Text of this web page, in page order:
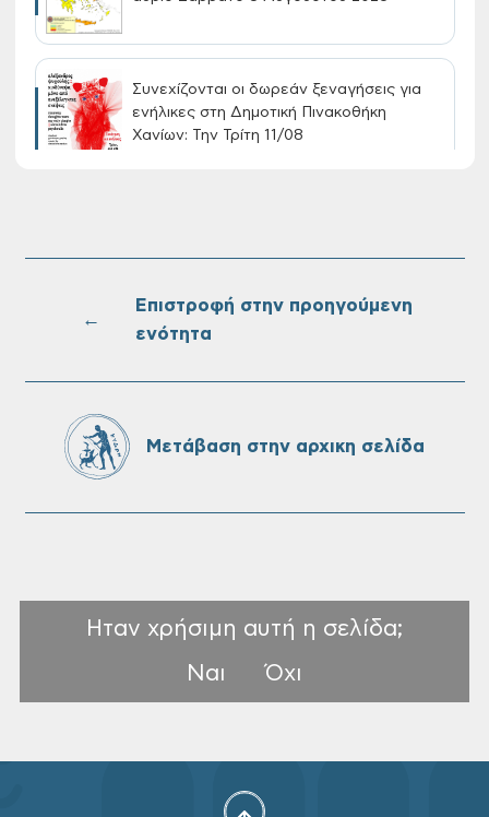
Συνεχίζονται οι δωρεάν ξεναγήσεις για
ενήλικες στη Δημοτική Πινακοθήκη
Χανίων: Την Τρίτη 11/08
Τακτική συνεδρίαση Δημοτικής Επιτροπής
←
Επιστροφή στην προηγούμενη
ενότητα
Μετάβαση στην αρχικη σελίδα
Ηταν χρήσιμη αυτή η σελίδα;
Ναι
Όχι